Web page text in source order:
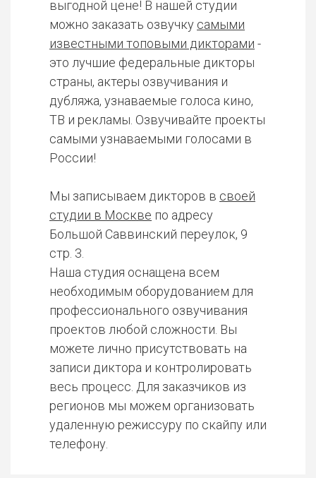
выгодной цене! В нашей студии
можно заказать озвучку самыми
известными топовыми дикторами -
это лучшие федеральные дикторы
страны, актеры озвучивания и
дубляжа, узнаваемые голоса кино,
ТВ и рекламы. Озвучивайте проекты
самыми узнаваемыми голосами в
России!
Мы записываем дикторов в своей
студии в Москве по адресу
Большой Саввинский переулок, 9
стр. 3.
Наша студия оснащена всем
необходимым оборудованием для
профессионального озвучивания
проектов любой сложности. Вы
можете лично присутствовать на
записи диктора и контролировать
весь процесс. Для заказчиков из
регионов мы можем организовать
удаленную режиссуру по скайпу или
телефону.